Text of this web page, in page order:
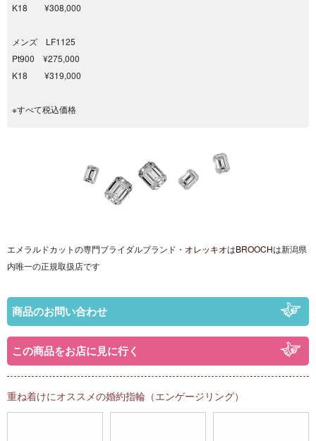
K18 ¥308,000
メンズ LF1125
Pt900 ¥275,000
K18 ¥319,000
※すべて税込価格
エメラルドカットの専門ブライダルブランド・ オレッキオはBROOCHは新潟県
内唯一の正規取扱店です
商品のお問い合わせ
この商品をお店に見に行く
重ね着けにオススメの婚約指輪（エンゲージリング）